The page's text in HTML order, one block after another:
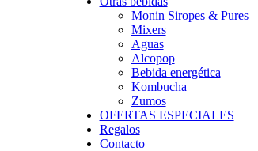
Monin Siropes & Pures
Mixers
Aguas
Alcopop
Bebida energética
Kombucha
Zumos
OFERTAS ESPECIALES
Regalos
Contacto